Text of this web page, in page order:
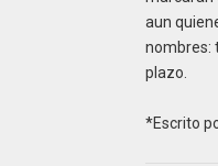
aun
nombres:
plazo.
*Escrito